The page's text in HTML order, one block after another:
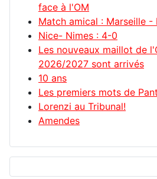
face à l'OM
Match amical : Marseille -
Nice- Nimes : 4-0
Les nouveaux maillot de
2026/2027 sont arrivés
10 ans
Les premiers mots de
Lorenzi au Tribunal!
Amendes